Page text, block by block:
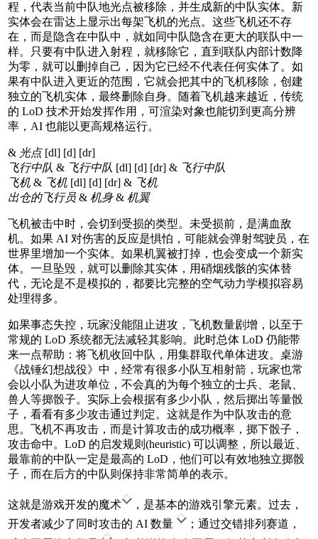
程，代表当前中队地光点被移除，并生成新的中队实体。新
实体会在雷达上显示出每架飞机的光点。这些飞机还不存
在，而是隐含在中队中，就如同中队隐含在更大的联队中一
样。只要有中队进入射程，就移除它，直到联队内部计数降
为零，就可以删掉自己，因为它已经不代表任何实体了。如
果有中队进入更近的范围，它就会把其中的飞机移除，创建
独立的飞机实体，最终删除自身。随着飞机越来越近，传统
的 LoD 技术开始发挥作用，可渲染对象也能切到更高分辨
率，AI 也能以更高规格运行。
& 光点[dl] [d] [dr]
飞行中队 & 飞行中队 [dl] [d] [dr] & 飞行中队
飞机 & 飞机 [dl] [d] [dr] & 飞机
出仓的飞行员 &机身&机翼
飞机被击中时，会切到受损的类型。未受损前，是满血敌
机。如果 AI 对伤害的反应是惧怕，可能就会弹射驾驶员，在
世界里增加一个实体。如果机翼被打掉，也会变成一个新实
体。一旦坠毁，就可以删除其实体，用硝烟残骸的实体替
代，无论是不是模拟的，都要比完整的空气动力学模拟容易
处理得多。
如果事态失控，玩家没能阻止进攻，飞机数量剧增，以至于
常规的 LoD 系统都无法减轻其影响。此时总体 LoD 仍能带
来一点帮助：将飞机收回中队，用集群取代单体进攻。桌游
《战锤幻想战役》中，经常有很多小队互相射箭，玩家也常
会以小队为进攻单位，不会真的为每个独立的士兵、老鼠、
兽人等掷骰子。实际上会根据有多少小队，然后掷出等量骰
子，看看有多少攻击通过判定。这就是作为中队攻击的意
思。飞机不再攻击，而是计算攻击的成功概率，掷下骰子，
攻击命中。LoD 的启发规则(heuristic) 可以调整，所以最近、
最靠前的中队一定是最高的 LoD，他们可以有效地独立掷骰
子，而在后方的中队则保持非常简单的表示。
这就是游戏开发的魔术
，是基本的游戏引擎元素。过去，
开发者减少了同时攻击的 AI 数量
；通过交错排列赛道，